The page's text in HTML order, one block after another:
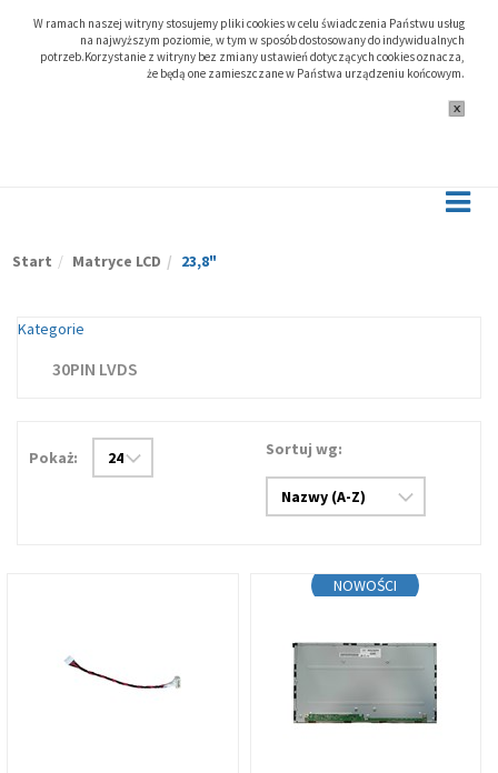
W ramach naszej witryny stosujemy pliki cookies w celu świadczenia Państwu usług
na najwyższym poziomie, w tym w sposób dostosowany do indywidualnych
potrzeb.Korzystanie z witryny bez zmiany ustawień dotyczących cookies oznacza,
że będą one zamieszczane w Państwa urządzeniu końcowym.
Start Matryce LCD 23,8"
Kategorie
30PIN LVDS
Pokaż: Sortuj wg:
NOWOŚCI